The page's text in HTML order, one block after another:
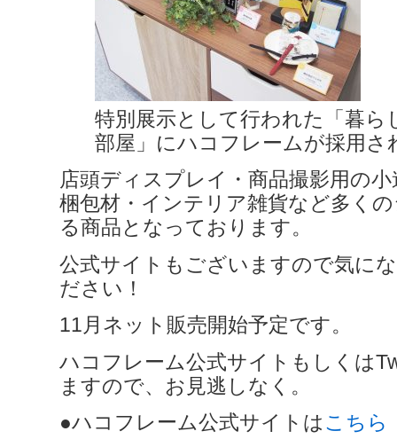
特別展示として行われた「暮ら
部屋」にハコフレームが採用さ
店頭ディスプレイ・商品撮影用の
梱包材・インテリア雑貨など多く
る商品となっております。
公式サイトもございますので気に
ださい！
11月ネット販売開始予定です。
ハコフレーム公式サイトもしくは
ますので、お見逃しなく。
●ハコフレーム公式サイトはこちら